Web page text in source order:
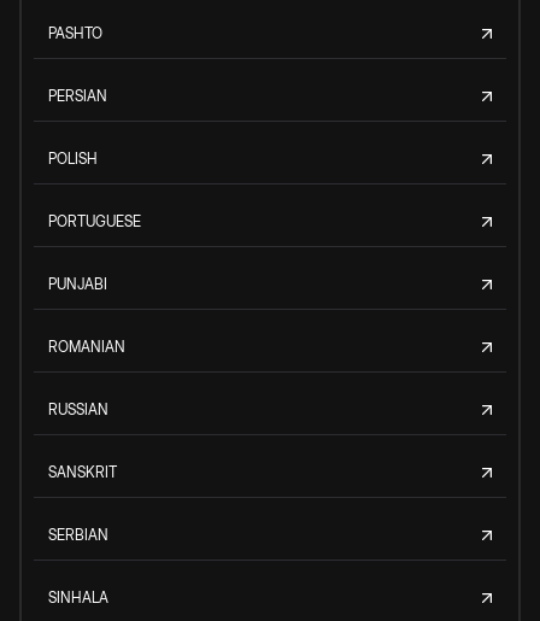
PASHTO
PERSIAN
POLISH
PORTUGUESE
PUNJABI
ROMANIAN
RUSSIAN
SANSKRIT
SERBIAN
SINHALA